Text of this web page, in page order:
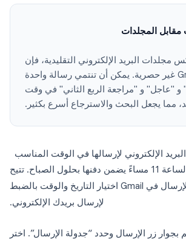
مقابل المجلدات
البريد الإلكتروني التقليدية، فإن
تصنيفات Gmail غير حصرية. يمكن أن تنتمي رسالة واحدة
و "عاجل" و "مراجعة الربع الثاني" في وقت
مما يجعل البحث والاسترجاع أسرع بكثير.
إرسال رسالة في الساعة 11 مساءً يضمن دفنها بحلول الصباح. تتيح
لك ميزة جدولة الإرسال في Gmail اختيار التاريخ والوقت بالضبط
لإرسال بريدك الإلكتروني.
بجوار زر الإرسال وحدد “جدولة الإرسال”. اختر